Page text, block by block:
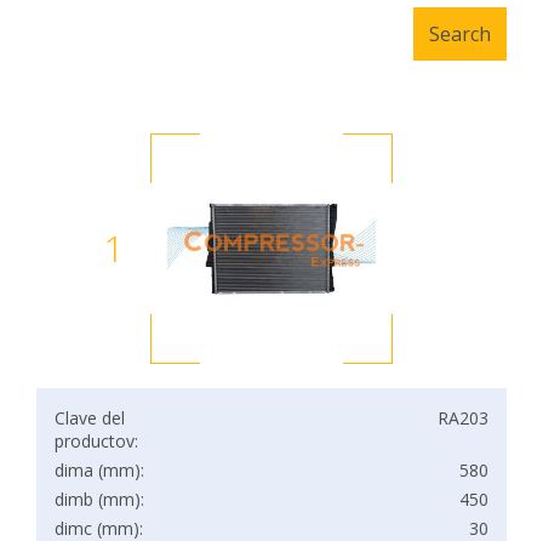
1
Clave del
productov:
RA203
dima (mm):
580
dimb (mm):
450
dimc (mm):
30